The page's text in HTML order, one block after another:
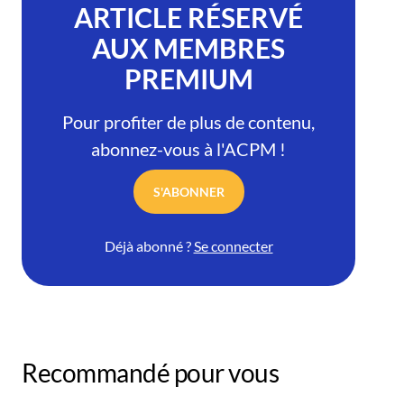
ARTICLE RÉSERVÉ
AUX MEMBRES
PREMIUM
Pour profiter de plus de contenu,
abonnez-vous à l'ACPM !
S'ABONNER
Déjà abonné ?Se connecter
Recommandé pour vous